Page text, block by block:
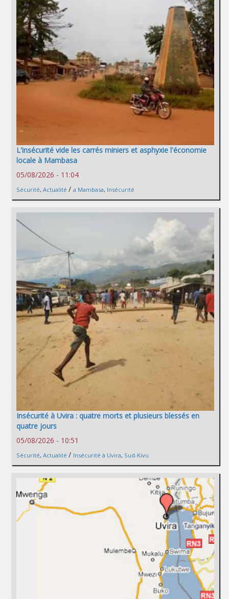
L'insécurité vide les carrés miniers et asphyxie l'économie
locale à Mambasa
05/08/2026 - 11:04
Sécurité, Actualité / a Mambasa, Insécurité
Insécurité à Uvira : quatre morts et plusieurs blessés en
quatre jours
05/08/2026 - 10:51
Sécurité, Actualité / Insécurité à Uvira, Sud-Kivu